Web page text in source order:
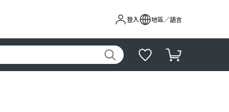
登入 地區／語言